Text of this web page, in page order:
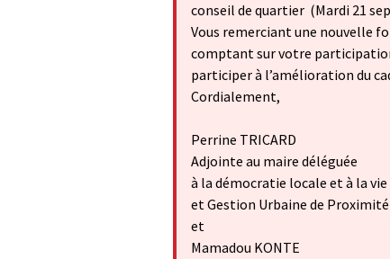
conseil de quartier (Mardi 21
Vous remerciant une nouvelle
comptant sur votre
participer à l’amélioration du
Cordialement,
Perrine TRICARD
Adjointe au maire déléguée
à la démocratie locale et à la
et Gestion Urbaine de Proximité
et
Mamadou KONTE